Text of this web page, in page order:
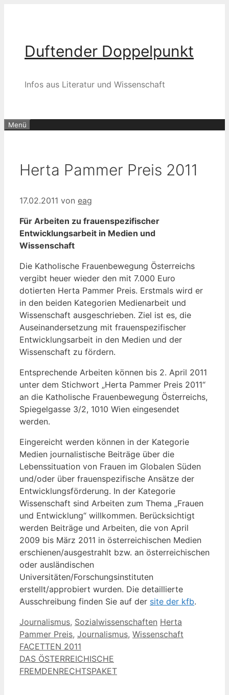
Duftender Doppelpunkt
Infos aus Literatur und Wissenschaft
Menü
Herta Pammer Preis 2011
17.02.2011 von eag
Für Arbeiten zu frauenspezifischer
Entwicklungsarbeit in Medien und
Wissenschaft
Die Katholische Frauenbewegung Österreichs
vergibt heuer wieder den mit 7.000 Euro
dotierten Herta Pammer Preis. Erstmals wird er
in den beiden Kategorien Medienarbeit und
Wissenschaft ausgeschrieben. Ziel ist es, die
Auseinandersetzung mit frauenspezifischer
Entwicklungsarbeit in den Medien und der
Wissenschaft zu fördern.
Entsprechende Arbeiten können bis 2. April 2011
unter dem Stichwort „Herta Pammer Preis 2011“
an die Katholische Frauenbewegung Österreichs,
Spiegelgasse 3/2, 1010 Wien eingesendet
werden.
Eingereicht werden können in der Kategorie
Medien journalistische Beiträge über die
Lebenssituation von Frauen im Globalen Süden
und/oder über frauenspezifische Ansätze der
Entwicklungsförderung. In der Kategorie
Wissenschaft sind Arbeiten zum Thema „Frauen
und Entwicklung“ willkommen. Berücksichtigt
werden Beiträge und Arbeiten, die von April
2009 bis März 2011 in österreichischen Medien
erschienen/ausgestrahlt bzw. an österreichischen
oder ausländischen
Universitäten/Forschungsinstituten
erstellt/approbiert wurden. Die detaillierte
Ausschreibung finden Sie auf der site der kfb.
Kategorien
Journalismus, Sozialwissenschaften Schlagwörter
Herta
Pammer Preis, Journalismus, Wissenschaft
FACETTEN 2011
DAS ÖSTERREICHISCHE
FREMDENRECHTSPAKET